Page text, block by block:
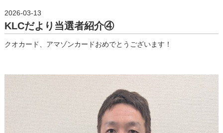
2026-03-13
KLCだより当選者紹介④
クオカード、アマゾンカードおめでとうございます！